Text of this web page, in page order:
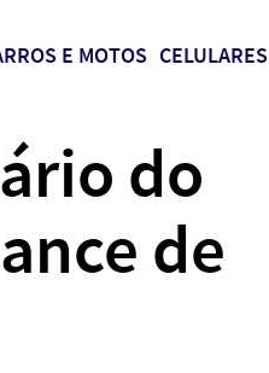
E MOTOS CELULARES
do
de